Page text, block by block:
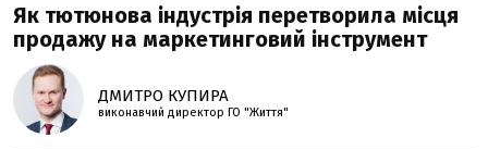
Як тютюнова індустрія перетворила місця
продажу на маркетинговий інструмент
ДМИТРО КУПИРА
виконавчий директор ГО "Життя"